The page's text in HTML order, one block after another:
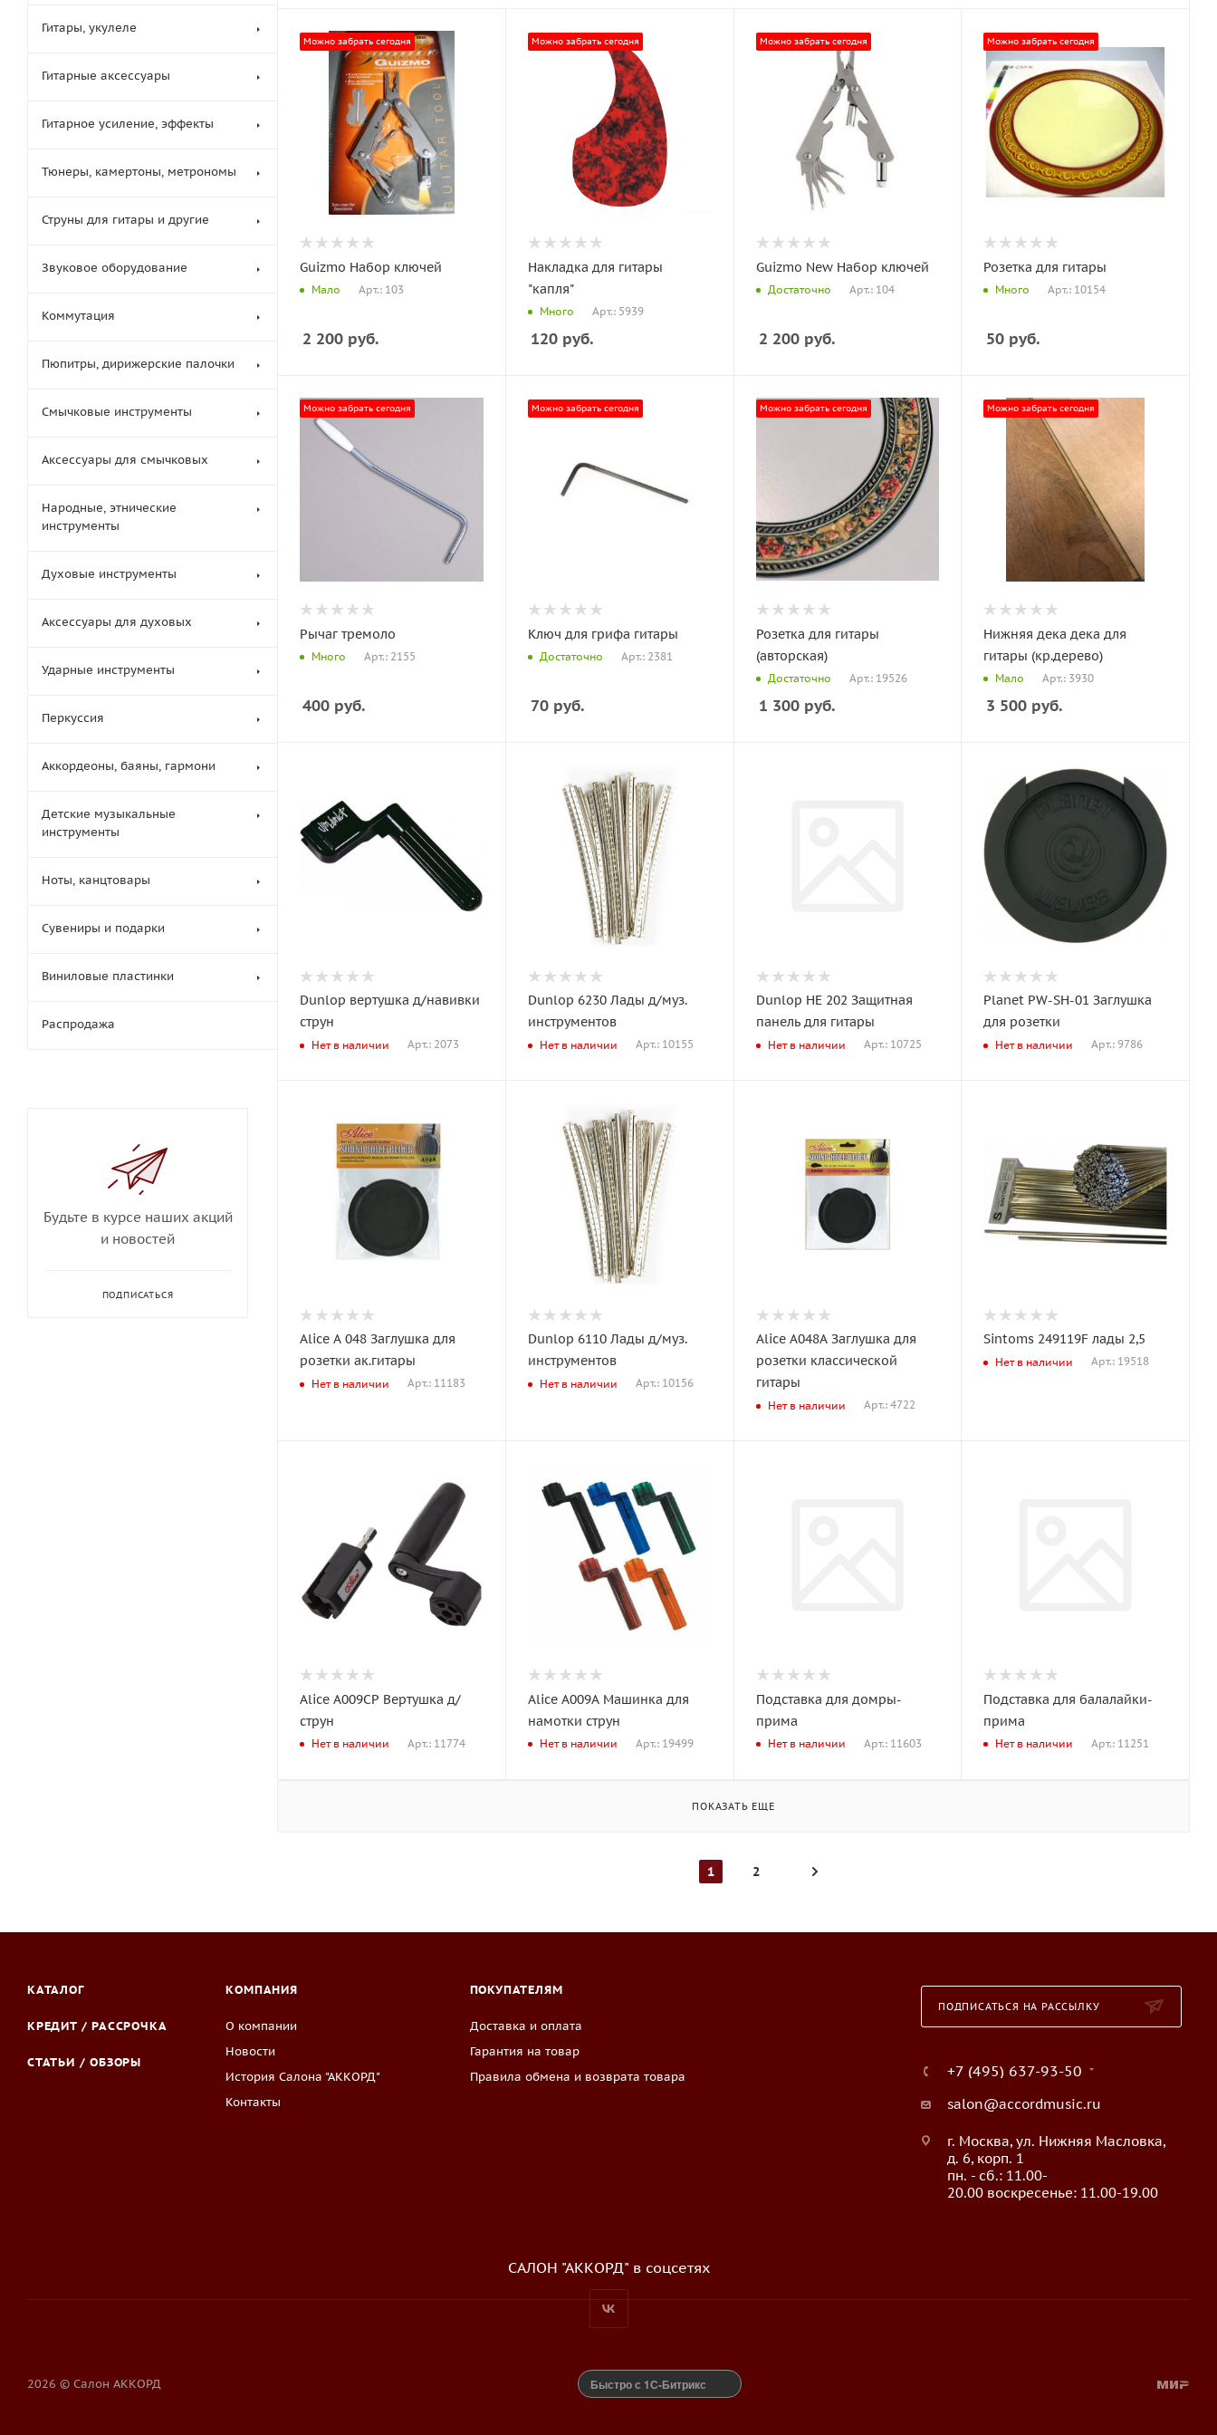
Можно забрать сегодня
Guizmo Набор ключей
Мало Арт.: 103
2 200 руб.
Можно забрать сегодня
Накладка для гитары
"капля"
Много Арт.: 5939
120руб.
Можно забрать сегодня
Guizmo New Набор ключей
Достаточно Арт.: 104
2 200руб.
Можно забрать сегодня
Розетка для гитары
Много Арт.: 10154
50 руб.
Можно забрать сегодня
Рычаг тремоло
Много Арт.: 2155
400 руб.
Можно забрать сегодня
Ключ для грифа гитары
Достаточно Арт.: 2381
70руб.
Можно забрать сегодня
Розетка для гитары
(авторская)
Достаточно Арт.: 19526
1 300руб.
Можно забрать сегодня
Нижняя дека дека для
гитары (кр.дерево)
Мало Арт.: 3930
3 500 руб.
Dunlop вертушка д/навивки
струн
Нет в наличии Арт.: 2073
Dunlop 6230 Лады д/муз.
инструментов
Нет в наличии Арт.: 10155
Dunlop HE 202 Защитная
панель для гитары
Нет в наличии Арт.: 10725
Planet PW-SH-01 Заглушка
для розетки
Нет в наличии Арт.: 9786
Alice A 048 Заглушка для
розетки ак.гитары
Нет в наличии Арт.: 11183
Dunlop 6110 Лады д/муз.
инструментов
Нет в наличии Арт.: 10156
Alice A048A Заглушка для
розетки классической
гитары
Нет в наличии Арт.: 4722
Sintoms 249119F лады 2,5
Нет в наличии Арт.: 19518
Alice A009CP Вертушка д/
струн
Нет в наличии Арт.: 11774
Alice A009A Mашинка для
намотки струн
Нет в наличии Арт.: 19499
Подставка для домры-
прима
Нет в наличии Арт.: 11603
Подставка для балалайки-
прима
Нет в наличии Арт.: 11251
ПОКАЗАТЬ ЕЩЕ
1 2
Гитары, укулеле
Гитарные аксессуары
Гитарное усиление, эффекты
Тюнеры, камертоны, метрономы
Струны для гитары и другие
Звуковое оборудование
Коммутация
Пюпитры, дирижерские палочки
Смычковые инструменты
Аксессуары для смычковых
Народные, этнические
инструменты
Духовые инструменты
Аксессуары для духовых
Ударные инструменты
Перкуссия
Аккордеоны, баяны, гармони
Детские музыкальные
инструменты
Ноты, канцтовары
Сувениры и подарки
Виниловые пластинки
Распродажа
Будьте в курсе наших акций
и новостей
ПОДПИСАТЬСЯ
КАТАЛОГ
КРЕДИТ / РАССРОЧКА
СТАТЬИ / ОБЗОРЫ
КОМПАНИЯ
О компании
Новости
История Салона "АККОРД"
Контакты
ПОКУПАТЕЛЯМ
Доставка и оплата
Гарантия на товар
Правила обмена и возврата товара
ПОДПИСАТЬСЯ НА РАССЫЛКУ
+7 (495) 637-93-50
salon@accordmusic.ru
г. Москва, ул. Нижняя Масловка,
д. 6, корп. 1
пн. - сб.: 11.00-
20.00 воскресенье: 11.00-19.00
САЛОН "АККОРД" в соцсетях
2026 © Салон АККОРД Быстро с 1С-Битрикс